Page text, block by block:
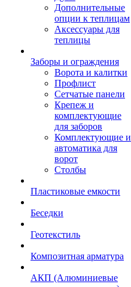
Дополнительные
опции к теплицам
Аксессуары для
теплицы
Заборы и ограждения
Ворота и калитки
Профлист
Сетчатые панели
Крепеж и
комплектующие
для заборов
Комплектующие и
автоматика для
ворот
Столбы
Пластиковые емкости
Беседки
Геотекстиль
Композитная арматура
АКП (Алюминиевые